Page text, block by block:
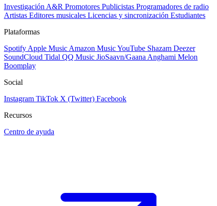
Investigación A&R Promotores Publicistas Programadores de radio
Artistas Editores musicales Licencias y sincronización Estudiantes
Plataformas
Spotify Apple Music Amazon MusicYouTube Shazam Deezer
SoundCloud Tidal QQ Music JioSaavn/Gaana Anghami Melon
Boomplay
Social
Instagram TikTok X (Twitter) Facebook
Recursos
Centro de ayuda